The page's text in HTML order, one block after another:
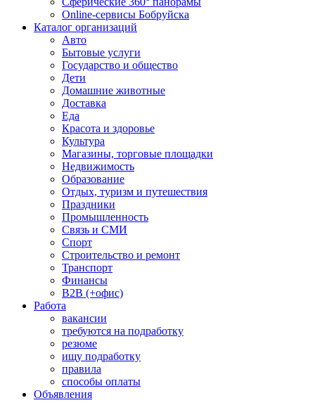
Online-сервисы Бобруйска
Каталог организаций
Авто
Бытовые услуги
Государство и общество
Дети
Домашние животные
Доставка
Еда
Красота и здоровье
Культура
Магазины, торговые площадки
Недвижимость
Образование
Отдых, туризм и путешествия
Праздники
Промышленность
Связь и СМИ
Спорт
Строительство и ремонт
Транспорт
Финансы
B2B (+офис)
Работа
вакансии
требуются на подработку
резюме
ищу подработку
правила
способы оплаты
Объявления